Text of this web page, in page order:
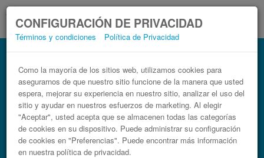
CONFIGURACIÓN DE PRIVACIDAD
Términos y condiciones Política de Privacidad
Como la mayoría de los sitios web, utilizamos cookies para
asegurarnos de que nuestro sitio funcione de la manera que usted
espera, mejorar su experiencia en nuestro sitio, analizar el uso del
sitio y ayudar en nuestros esfuerzos de marketing. Al elegir
"Aceptar", usted acepta que se almacenen todas las categorías
de cookies en su dispositivo. Puede administrar su configuración
de cookies en "Preferencias". Puede encontrar más información
en nuestra política de privacidad.
Autobús Portonovo Vigo
Billetes de autobuses en solo 3 pasos